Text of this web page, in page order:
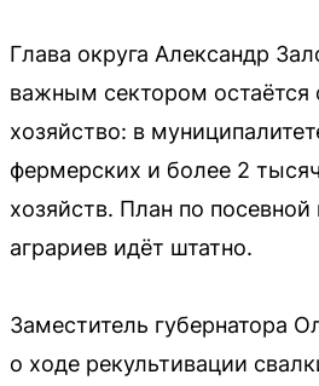
Глава округа Александр
важным сектором остаётся
хозяйство: в
фермерских и более 2
хозяйств. План по
аграриев идёт штатно.
Заместитель губернатора
о ходе рекультивации